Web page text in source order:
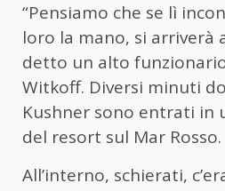
“Pensiamo che se lì
loro la mano, si arriverà
detto un alto
Witkoff. Diversi minuti
Kushner sono entrati in
del resort sul Mar Rosso.
All’interno, schierati,